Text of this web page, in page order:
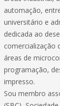
automação,
universitário e
dedicada ao
comercialização
áreas de
programação,
impresso.
Sou membro